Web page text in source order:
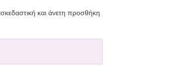
και άνετη προσθήκη